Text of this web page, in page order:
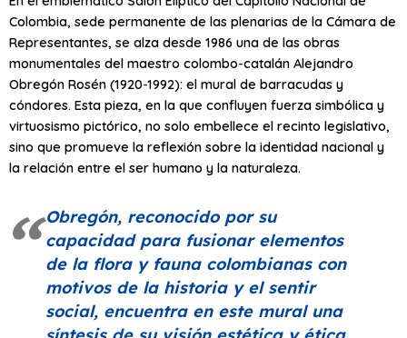
Colombia, sede permanente de las plenarias de la Cámara de
Representantes, se alza desde 1986 una de las obras
monumentales del maestro colombo-catalán Alejandro
Obregón Rosén (1920-1992): el mural de barracudas y
cóndores. Esta pieza, en la que confluyen fuerza simbólica y
virtuosismo pictórico, no solo embellece el recinto legislativo,
sino que promueve la reflexión sobre la identidad nacional y
la relación entre el ser humano y la naturaleza.
Obregón, reconocido por su
capacidad para fusionar elementos
de la flora y fauna colombianas con
motivos de la historia y el sentir
social, encuentra en este mural una